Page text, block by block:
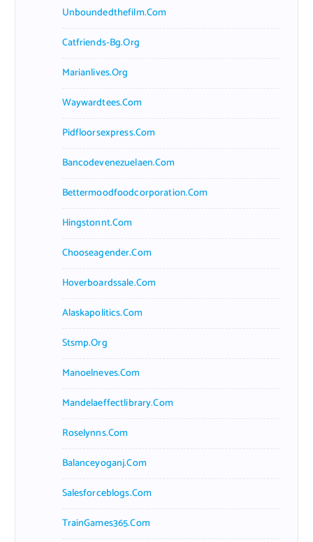
Unboundedthefilm.com
Catfriends-Bg.org
Marianlives.org
Waywardtees.com
Pidfloorsexpress.com
Bancodevenezuelaen.com
Bettermoodfoodcorporation.com
Hingstonnt.com
Chooseagender.com
Hoverboardssale.com
Alaskapolitics.com
Stsmp.org
Manoelneves.com
Mandelaeffectlibrary.com
Roselynns.com
Balanceyoganj.com
Salesforceblogs.com
TrainGames365.com